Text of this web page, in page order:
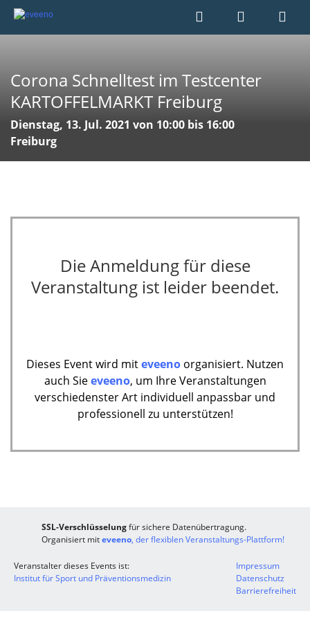
Corona Schnelltest im Testcenter
KARTOFFELMARKT Freiburg
Dienstag, 13. Jul. 2021 von 10:00 bis 16:00
Freiburg
Die Anmeldung für diese
Veranstaltung ist leider beendet.
Dieses Event wird miteveeno organisiert. Nutzen
auch Sieeveeno, um Ihre Veranstaltungen
verschiedenster Art individuell anpassbar und
professionell zu unterstützen!
SSL-Verschlüsselungfür sichere Datenübertragung.
Organisiert miteveeno, der flexiblen Veranstaltungs-Plattform!
Veranstalter dieses Events ist:
Institut für Sport und Präventionsmedizin
Impressum
Datenschutz
Barrierefreiheit